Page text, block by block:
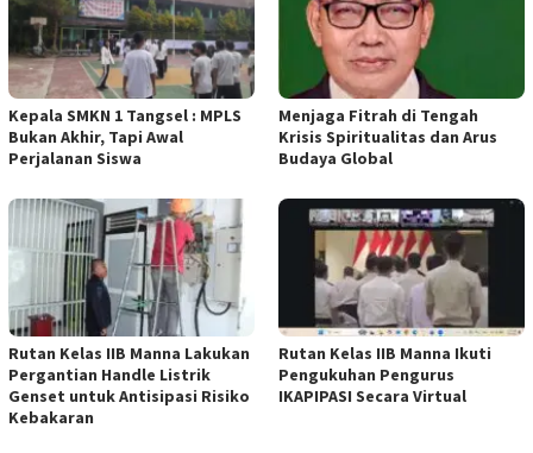
Kepala SMKN 1 Tangsel : MPLS
Bukan Akhir, Tapi Awal
Perjalanan Siswa
Menjaga Fitrah di Tengah
Krisis Spiritualitas dan Arus
Budaya Global
Rutan Kelas IIB Manna Lakukan
Pergantian Handle Listrik
Genset untuk Antisipasi Risiko
Kebakaran
Rutan Kelas IIB Manna Ikuti
Pengukuhan Pengurus
IKAPIPASI Secara Virtual